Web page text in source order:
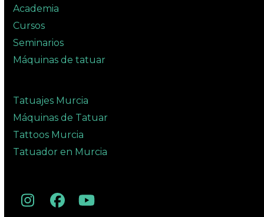
Academia
Cursos
Seminarios
Máquinas de tatuar
Tatuajes Murcia
Máquinas de Tatuar
Tattoos Murcia
Tatuador en Murcia
Instagram
Facebook
YouTube